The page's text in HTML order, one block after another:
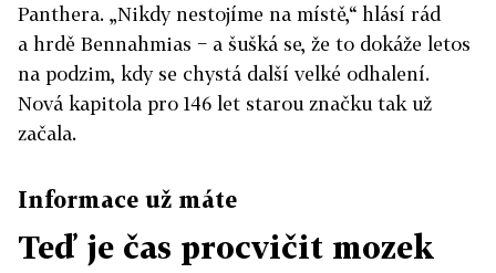
Panthera. „Nikdy nestojíme na místě,“ hlásí rád
a hrdě Bennahmias − a šušká se, že to dokáže letos
na podzim, kdy se chystá další velké odhalení.
Nová kapitola pro 146 let starou značku tak už
začala.
Informace už máte
Teď je čas procvičit mozek